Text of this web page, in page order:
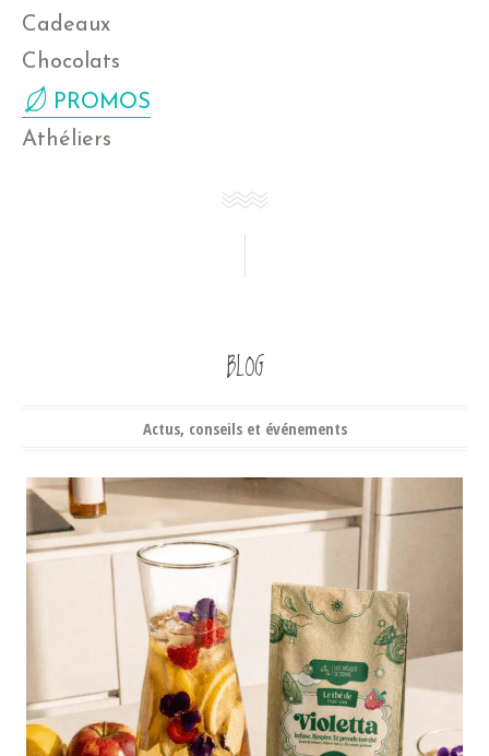
Cadeaux
Chocolats
PROMOS
Athéliers
BLOG
Actus, conseils et événements